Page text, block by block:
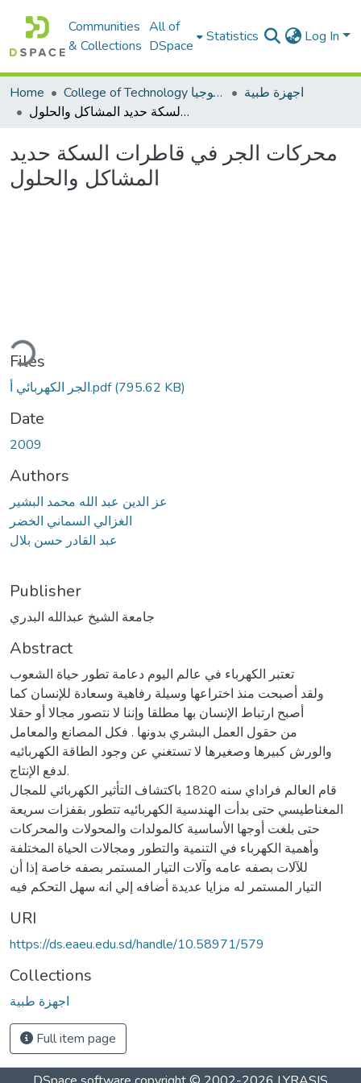
Communities
& Collections
All of
DSpace
Statistics Log In
Home College of Technology كلية التكنولوجيا
اجهزة طبية
محركات الجر في قاطرات السكة حديد المشاكل والحلول
محركات الجر في قاطرات السكة حديد
المشاكل والحلول
Files
الجر الكهربائي أ.pdf(795.62 KB)
Date
2009
Authors
عز الدين عبد الله محمد البشير
الغزالي السماني الخضر
عبد القادر حسن بلال
Publisher
جامعة الشيخ عبدالله البدري
Abstract
تعتبر الكهرباء في عالم اليوم دعامة تطور حياة الشعوب
ولقد أصبحت منذ اختراعها وسيلة رفاهية وسعادة للإنسان كما
أصبح ارتباط الإنسان بها مطلقا وإننا لا نتصور مجالا أو حقلا
من حقول العمل البشري بدونها . فكل المصانع والمعامل
والورش كبيرها وصغيرها لا تستغني عن وجود الطاقة الكهربائيه
لدفع الإنتاج.
قام العالم فراداي سنه 1820 باكتشاف التأثير الكهربائي للمجال
المغناطيسي حتى بدأت الهندسية الكهربائيه تتطور بقفزات سريعة
حتى بلغت أوجها الأساسية كالمولدات والمحولات والمحركات
وأهمية الكهرباء في التنمية والتطور ومجالات الحياة المختلفة
للآلات بصفه عامه وآلات التيار المستمر بصفه خاصة إذا أن
التيار المستمر له مزايا عديدة أضافه إلي انه سهل التحكم فيه
URI
https://ds.eaeu.edu.sd/handle/10.58971/579
Collections
اجهزة طبية
Full item page